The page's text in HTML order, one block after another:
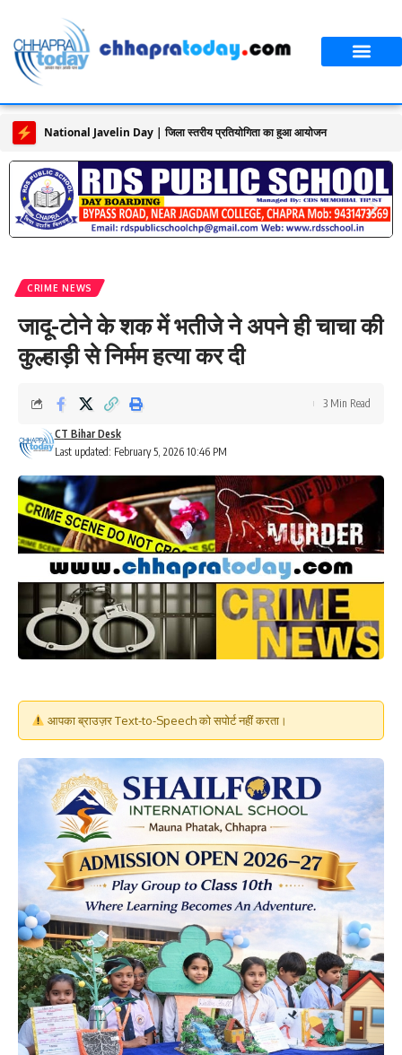
CRIME NEWS
जादू-टोने के शक में भतीजे ने अपने ही चाचा की
कुल्हाड़ी से निर्मम हत्या कर दी
Last updated: February 5, 2026 10:46 PM
CT Bihar Desk
3 Min Read
आपका ब्राउज़र Text-to-Speech को सपोर्ट नहीं करता।